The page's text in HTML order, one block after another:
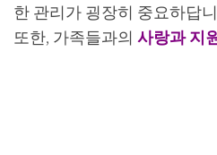
한 관리가 굉장히 중요하답
또한, 가족들과의 사랑과 지